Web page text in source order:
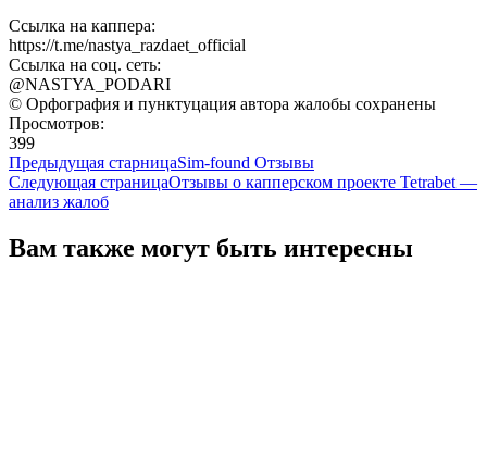
Ссылка на каппера:
https://t.me/nastya_razdaet_official
Ссылка на соц. сеть:
@NASTYA_PODARI
© Орфография и пунктуцация автора жалобы сохранены
Просмотров:
399
Предыдущая старницаSim-found Отзывы
Следующая страницаОтзывы о капперском проекте Tetrabet —
анализ жалоб
Вам также могут быть интересны